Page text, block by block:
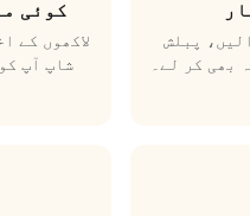
پبلش
بھی کر لے۔
کوئی
لاکھوں کے
شاپ آپ کو 1500 روپے میں ملتی ہے۔